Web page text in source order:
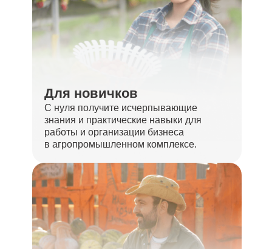
Для новичков
С нуля получите исчерпывающие
знания и практические навыки для
работы и организации бизнеса
в агропромышленном комплексе.